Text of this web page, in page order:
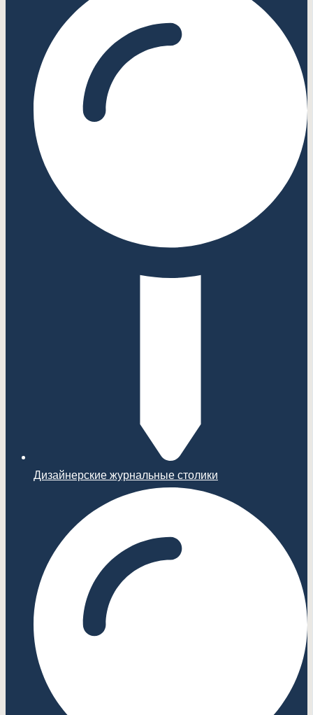
Дизайнерские журнальные столики